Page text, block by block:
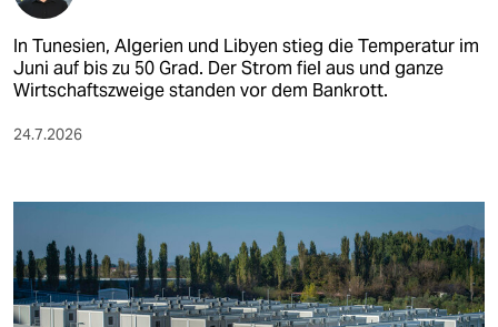
In Tunesien, Algerien und Libyen stieg die Temperatur im
Juni auf bis zu 50 Grad. Der Strom fiel aus und ganze
Wirtschaftszweige standen vor dem Bankrott.
24.7.2026